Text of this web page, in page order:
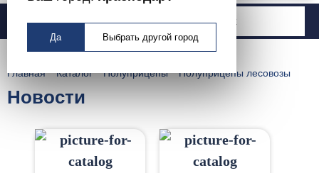
Да Выбрать другой город
Москва
Главная Каталог Полуприцепы Полуприцепы лесовозы
Новости